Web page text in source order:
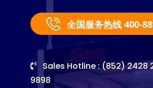
全国服务热线 400-
Sales Hotline : (852) 2428
9898